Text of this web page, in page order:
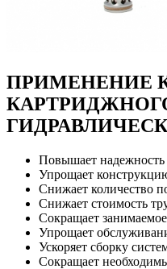
ПРИМЕНЕНИЕ
Повышает
Упрощает
Снижает количество
Снижает стоимость
Сокращает
Упрощает
Ускоряет сборку
Сокращает